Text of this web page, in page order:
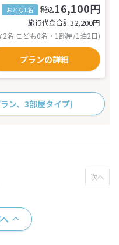
おとな1名 税込16,100円
旅行代金合計32,200円
2名 こども0名・1部屋/1泊2日)
プランの詳細
ン、3部屋タイプ)